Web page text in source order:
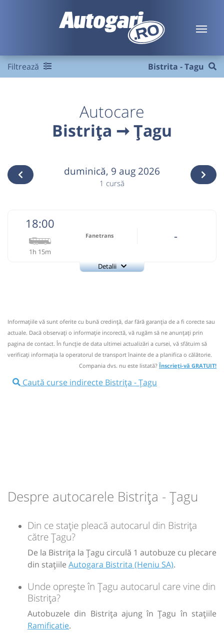
Filtrează Bistrita - Tagu
Autocare
Bistrița ➞ Țagu
duminică, 9 aug 2026
1 cursă
18:00
1h 15m
Fanetrans -
Detalii
Info: +4-0745-145.848;+4-0744-639.252
Nu a circulat?Semnalați aici (5 comentarii)
NOU!Pune poze din călătoria ta⤣
18:00 Bistrița Autogara Bistrita (Heniu SA)
Sursa:Prodcomimpex Fanetrans SRL
Informaţiile vă sunt oferite cu bună credinţă, dar fără garanţia de a fi corecte sau
actuale. Dacă observați o informaţie incorectă, vă rugăm să ne anunțați prin
pagina de contact. În funcție de data ultimei actualizări a cursei, vă sfătuim să
verificaţi informaţia la operatorul de transport înainte de a planifica o călătorie.
Compania dvs. nu este listată?Înscrieți-vă GRATUIT!
Caută curse indirecte Bistrița - Țagu
Despre autocarele Bistrița - Țagu
Din ce stație pleacă autocarul din Bistrița
către Țagu?
De la Bistrița la Țagu circulă 1 autobuze cu plecare
din stațiile Autogara Bistrita (Heniu SA).
Unde oprește în Țagu autocarul care vine din
Bistrița?
Autobuzele din Bistrița ajung în Țagu în stațiile
Ramificatie.